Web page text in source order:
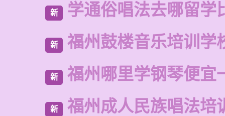
新 学通俗唱法去哪留学
新 福州鼓楼音乐培训学
新 福州哪里学钢琴便宜
新 福州成人民族唱法培